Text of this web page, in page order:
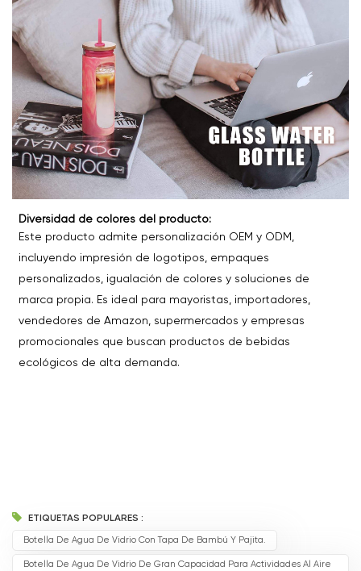
Diversidad de colores del producto:
Este producto admite personalización OEM y ODM,
incluyendo impresión de logotipos, empaques
personalizados, igualación de colores y soluciones de
marca propia. Es ideal para mayoristas, importadores,
vendedores de Amazon, supermercados y empresas
promocionales que buscan productos de bebidas
ecológicos de alta demanda.
ETIQUETAS POPULARES :
Botella De Agua De Vidrio Con Tapa De Bambú Y Pajita.
Botella De Agua De Vidrio De Gran Capacidad Para Actividades Al Aire